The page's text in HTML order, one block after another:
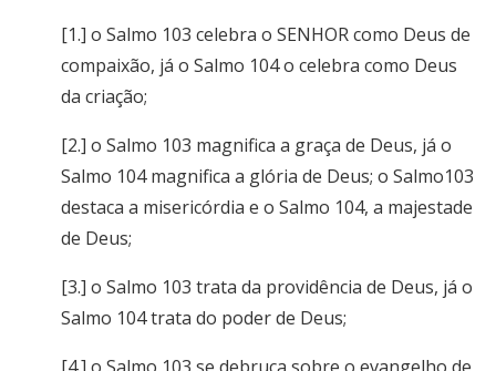
[1.] o Salmo 103 celebra o SENHOR como Deus de
compaixão, já o Salmo 104 o celebra como Deus
da criação;
[2.] o Salmo 103 magnifica a graça de Deus, já o
Salmo 104 magnifica a glória de Deus; o Salmo103
destaca a misericórdia e o Salmo 104, a majestade
de Deus;
[3.] o Salmo 103 trata da providência de Deus, já o
Salmo 104 trata do poder de Deus;